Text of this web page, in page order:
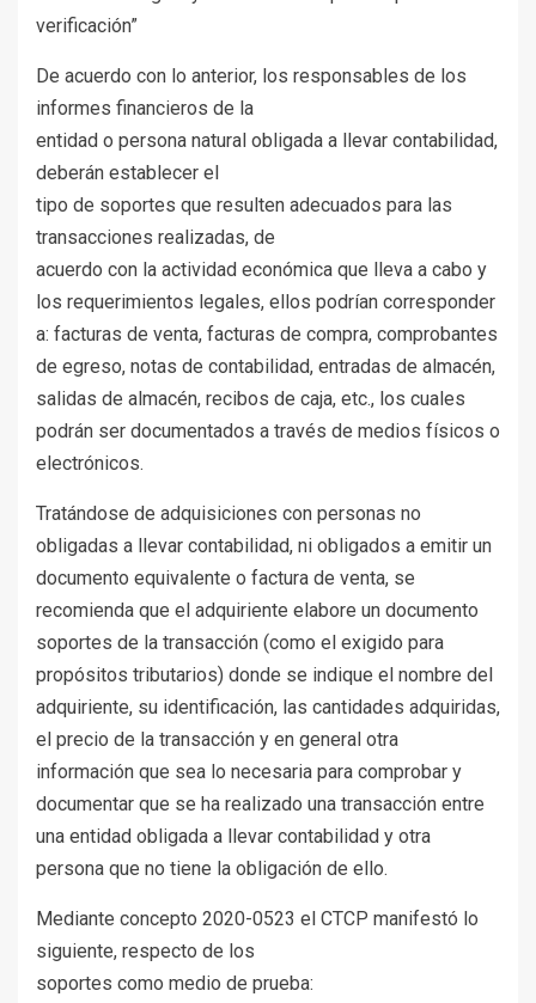
verificación”
De acuerdo con lo anterior, los responsables de los
informes financieros de la
entidad o persona natural obligada a llevar contabilidad,
deberán establecer el
tipo de soportes que resulten adecuados para las
transacciones realizadas, de
acuerdo con la actividad económica que lleva a cabo y
los requerimientos legales, ellos podrían corresponder
a: facturas de venta, facturas de compra, comprobantes
de egreso, notas de contabilidad, entradas de almacén,
salidas de almacén, recibos de caja, etc., los cuales
podrán ser documentados a través de medios físicos o
electrónicos.
Tratándose de adquisiciones con personas no
obligadas a llevar contabilidad, ni obligados a emitir un
documento equivalente o factura de venta, se
recomienda que el adquiriente elabore un documento
soportes de la transacción (como el exigido para
propósitos tributarios) donde se indique el nombre del
adquiriente, su identificación, las cantidades adquiridas,
el precio de la transacción y en general otra
información que sea lo necesaria para comprobar y
documentar que se ha realizado una transacción entre
una entidad obligada a llevar contabilidad y otra
persona que no tiene la obligación de ello.
Mediante concepto 2020-0523 el CTCP manifestó lo
siguiente, respecto de los
soportes como medio de prueba: